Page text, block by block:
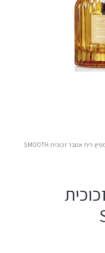
/ מפיץ ריח אמבר זכוכית SMOOTH